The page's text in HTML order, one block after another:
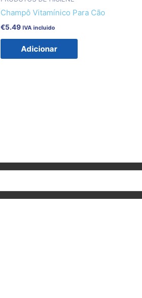
Champô Vitamínico Para Cão
€5.49 IVA incluido
Adicionar